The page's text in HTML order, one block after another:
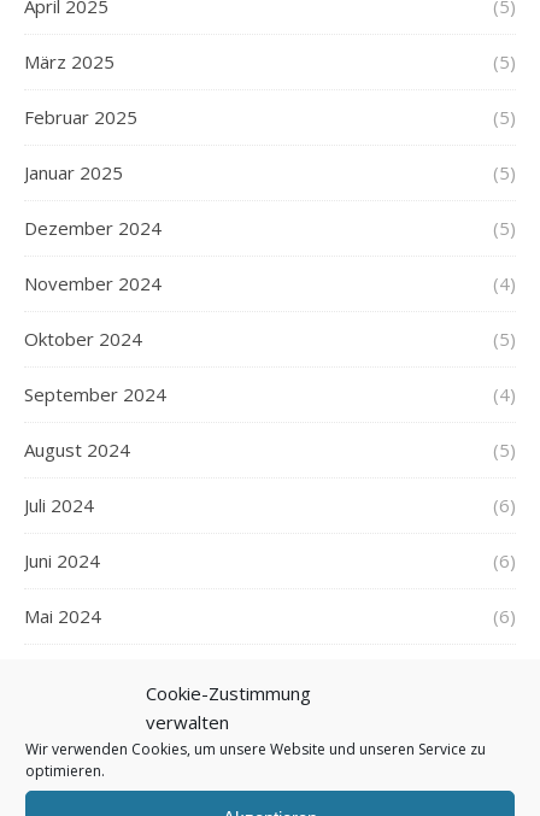
Cookie-Zustimmung
verwalten
Wir verwenden Cookies, um unsere Website und unseren Service zu
optimieren.
April 2025 (5)
März 2025 (5)
Februar 2025 (5)
Januar 2025 (5)
Dezember 2024 (5)
November 2024 (4)
Oktober 2024 (5)
September 2024 (4)
August 2024 (5)
Juli 2024 (6)
Juni 2024 (6)
Mai 2024 (6)
Februar 2024